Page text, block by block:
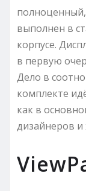
выполнен в
корпусе.
в первую
Дело в
комплекте
как в
дизайнеров и